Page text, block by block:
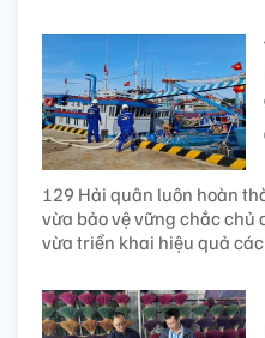
129 Hải quân luôn hoàn
vừa bảo vệ vững chắc chủ
vừa triển khai hiệu quả